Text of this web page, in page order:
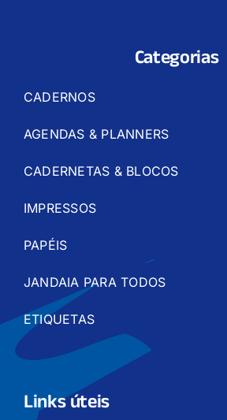
Categorias
CADERNOS
AGENDAS & PLANNERS
CADERNETAS & BLOCOS
IMPRESSOS
PAPÉIS
JANDAIA PARA TODOS
ETIQUETAS
Links úteis